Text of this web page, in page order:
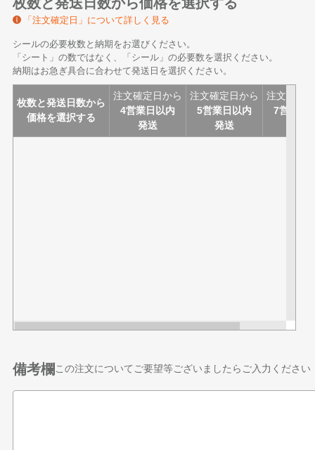
「注文確定日」について詳しく見る
シールの必要枚数と納期をお選びください。
「シート」の数ではなく、「シール」の必要数を選択ください。
納期はお急ぎ具合に合わせて発送日を選択ください。
枚数と発送日数から
価格を選択する
注文確定日から
4営業日以内
発送
注文確定日から
5営業日以内
発送
注文確定
7営業日
備考欄 この注文についてご要望等ございましたらご入力ください